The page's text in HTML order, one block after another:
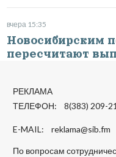
вчера 15:35
Новосибирским
пересчитают
РЕКЛАМА
ТЕЛЕФОН: 8(383) 209-
E-MAIL: reklama@sib.fm
По вопросам